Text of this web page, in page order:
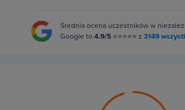
Średnia ocena uczestników w
Google to 4.9/5 ⭐⭐⭐⭐⭐ z 3149